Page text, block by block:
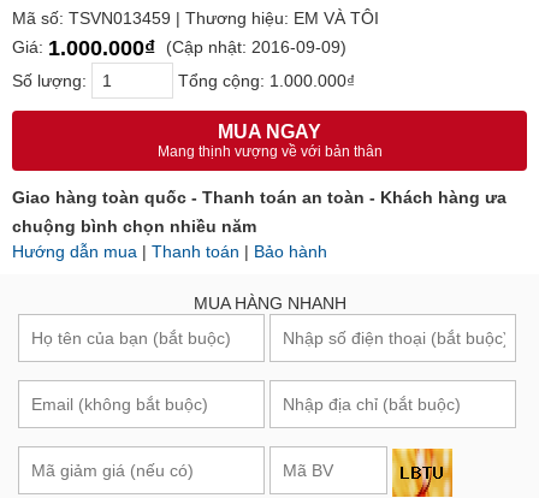
Mã số: TSVN013459 | Thương hiệu: EM VÀ TÔI
Giá: 1.000.000₫
(Cập nhật: 2016-09-09)
Số lượng:
Tổng cộng: 1.000.000₫
MUA NGAY
Mang thịnh vượng về với bản thân
Giao hàng toàn quốc - Thanh toán an toàn - Khách hàng ưa
chuộng bình chọn nhiều năm
Hướng dẫn mua | Thanh toán | Bảo hành
MUA HÀNG NHANH